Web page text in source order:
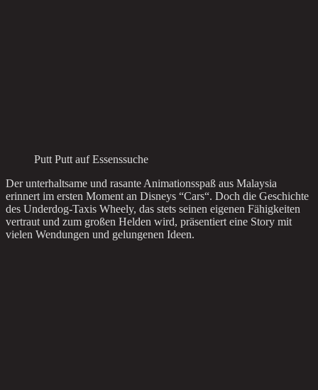
Putt Putt auf Essenssuche
Der unterhaltsame und rasante Animationsspaß aus Malaysia
erinnert im ersten Moment an Disneys “Cars“. Doch die Geschichte
des Underdog-Taxis Wheely, das stets seinen eigenen Fähigkeiten
vertraut und zum großen Helden wird, präsentiert eine Story mit
vielen Wendungen und gelungenen Ideen.